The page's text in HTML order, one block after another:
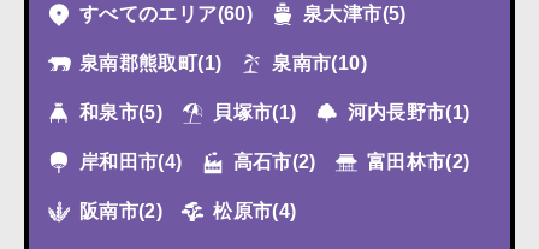
すべてのエリア(60) 泉大津市(5)
泉南郡熊取町(1) 泉南市(10)
和泉市(5) 貝塚市(1) 河内長野市(1)
岸和田市(4) 高石市(2) 富田林市(2)
阪南市(2) 松原市(4)